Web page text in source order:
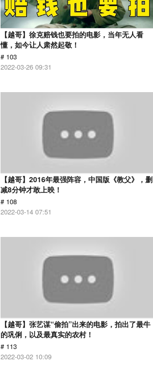
【越哥】徐克赔钱也要拍的电影，当年无人看
懂，如今让人肃然起敬！
# 103
2022-03-26 09:31
【越哥】2016年最强阵容，中国版《教父》，删
减8分钟才敢上映！
# 108
2022-03-14 07:51
【越哥】张艺谋“偷拍”出来的电影，拍出了最牛
的巩俐，以及最真实的农村！
# 113
2022-03-02 10:09